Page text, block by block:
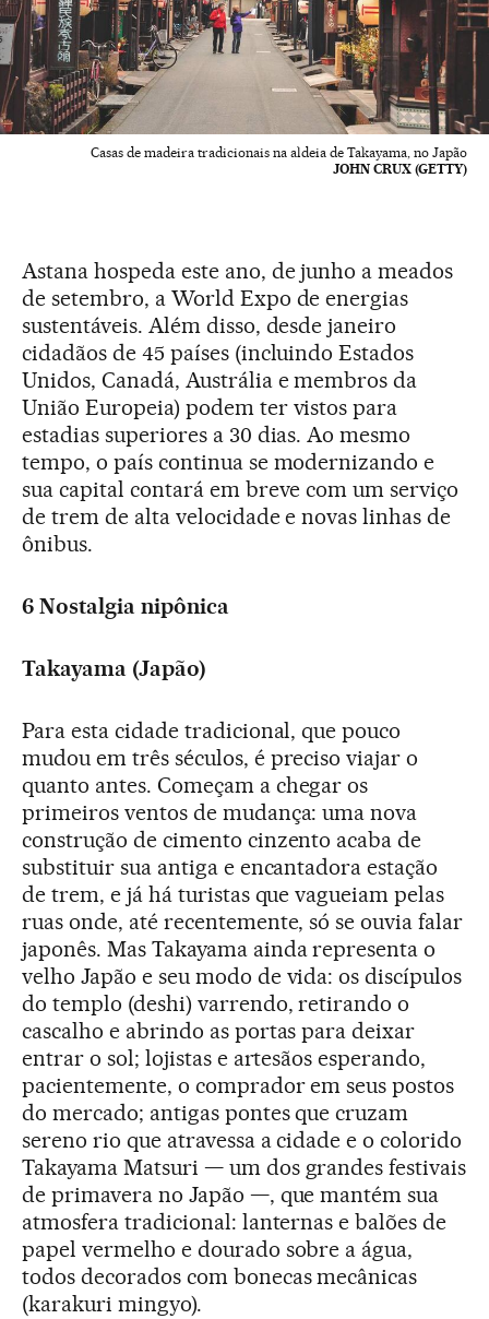
Casas de madeira tradicionais na aldeia de Takayama, no Japão
JOHN CRUX (GETTY)
Astana hospeda este ano, de junho a meados
de setembro, a World Expo de energias
sustentáveis. Além disso, desde janeiro
cidadãos de 45 países (incluindo Estados
Unidos, Canadá, Austrália e membros da
União Europeia) podem ter vistos para
estadias superiores a 30 dias. Ao mesmo
tempo, o país continua se modernizando e
sua capital contará em breve com um serviço
de trem de alta velocidade e novas linhas de
ônibus.
6 Nostalgia nipônica
Takayama (Japão)
Para esta cidade tradicional, que pouco
mudou em três séculos, é preciso viajar o
quanto antes. Começam a chegar os
primeiros ventos de mudança: uma nova
construção de cimento cinzento acaba de
substituir sua antiga e encantadora estação
de trem, e já há turistas que vagueiam pelas
ruas onde, até recentemente, só se ouvia falar
japonês. Mas Takayama ainda representa o
velho Japão e seu modo de vida: os discípulos
do templo (deshi) varrendo, retirando o
cascalho e abrindo as portas para deixar
entrar o sol; lojistas e artesãos esperando,
pacientemente, o comprador em seus postos
do mercado; antigas pontes que cruzam
sereno rio que atravessa a cidade e o colorido
Takayama Matsuri — um dos grandes festivais
de primavera no Japão —, que mantém sua
atmosfera tradicional: lanternas e balões de
papel vermelho e dourado sobre a água,
todos decorados com bonecas mecânicas
(karakuri mingyo).